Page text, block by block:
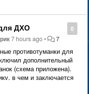
авто запуск
В чем может быть
0
ДХО
7 hours ago• 7
противотуманки для
дополнительный
(схема приложена).
в чем и заключается
Mazda Axela BM